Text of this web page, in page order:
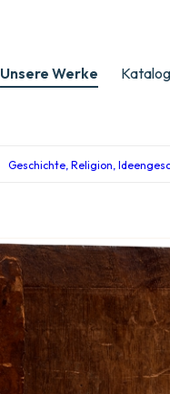
Unsere Werke
Geschichte, Religion,